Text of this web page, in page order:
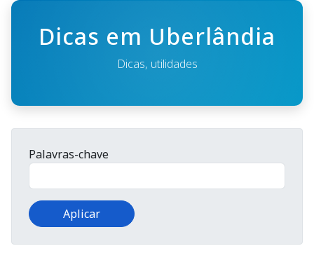
Dicas em Uberlândia
Dicas, utilidades
Palavras-chave